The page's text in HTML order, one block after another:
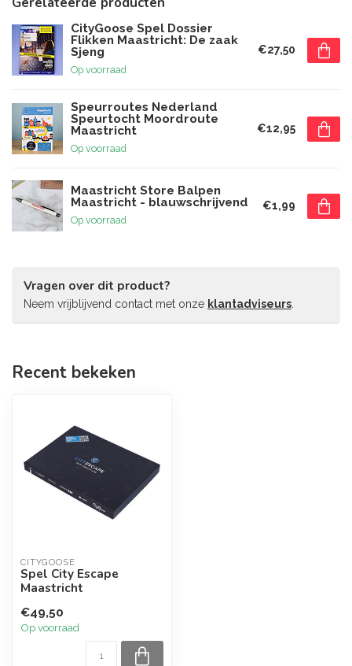
CityGoose Spel Dossier
Flikken Maastricht: De zaak
Sjeng
Op voorraad
€27,50
Speurroutes Nederland
Speurtocht Moordroute
Maastricht
Op voorraad
€12,95
Maastricht Store Balpen
Maastricht - blauwschrijvend
Op voorraad
€1,99
Vragen over dit product?
Neem vrijblijvend contact met onze klantadviseurs
Recent bekeken
CITYGOOSE
Spel City Escape
Maastricht
€49,50
Op voorraad